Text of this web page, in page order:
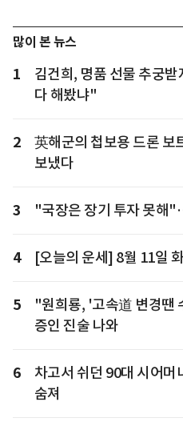
많이 본 뉴스
1
김건희, 명품 선물 추궁
다 해봤냐"
2
英해군의 첩보용 드론 보
보냈다
3 "국장은 장기 투자 못해
4 [오늘의 운세] 8월 11일
5
"원희룡, '고속道 변경땐
증인 진술 나와
6
차고서 쉬던 90대 시어머
숨져